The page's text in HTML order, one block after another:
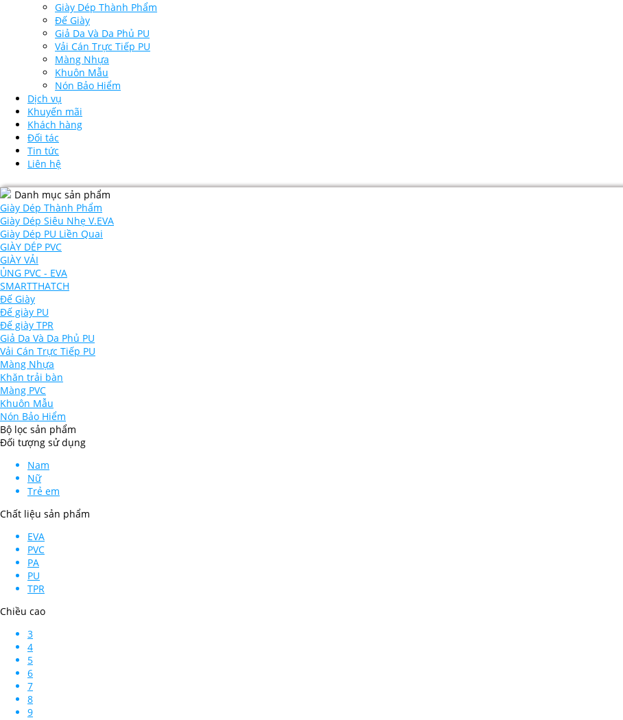
Giày Dép Thành Phẩm
Đế Giày
Giả Da Và Da Phủ PU
Vải Cán Trực Tiếp PU
Màng Nhựa
Khuôn Mẫu
Nón Bảo Hiểm
Dịch vụ
Khuyến mãi
Khách hàng
Đối tác
Tin tức
Liên hệ
Danh mục sản phẩm
Giày Dép Thành Phẩm
Giày Dép Siêu Nhẹ V.EVA
Giày Dép PU Liền Quai
GIÀY DÉP PVC
GIÀY VẢI
ỦNG PVC - EVA
SMARTTHATCH
Đế Giày
Đế giày PU
Đế giày TPR
Giả Da Và Da Phủ PU
Vải Cán Trực Tiếp PU
Màng Nhựa
Khăn trải bàn
Màng PVC
Khuôn Mẫu
Nón Bảo Hiểm
Bộ lọc sản phẩm
Đối tượng sử dụng
Nam
Nữ
Trẻ em
Chất liệu sản phẩm
EVA
PVC
PA
PU
TPR
Chiều cao
3
4
5
6
7
8
9